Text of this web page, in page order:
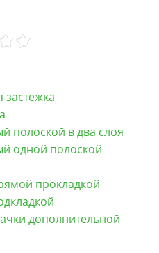
застежка
полоской в два слоя
одной полоской
прокладкой
дополнительной